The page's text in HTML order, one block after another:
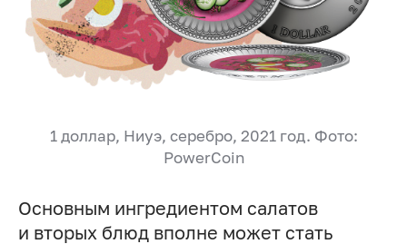
1 доллар, Ниуэ, серебро, 2021 год. Фото:
PowerCoin
Основным ингредиентом салатов
и вторых блюд вполне может стать